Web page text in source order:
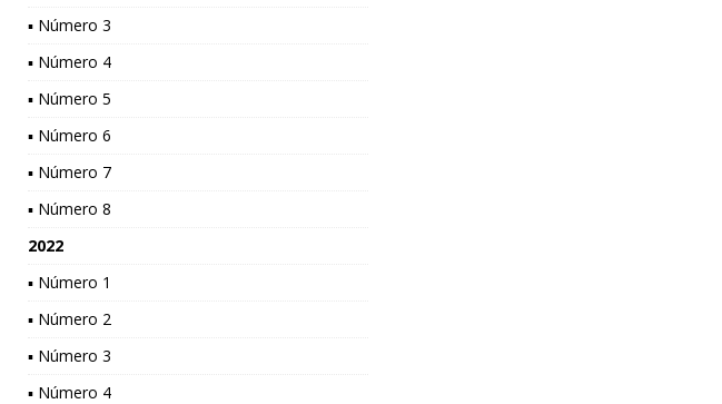
▪ Número 3
▪ Número 4
▪ Número 5
▪ Número 6
▪ Número 7
▪ Número 8
2022
▪ Número 1
▪ Número 2
▪ Número 3
▪ Número 4